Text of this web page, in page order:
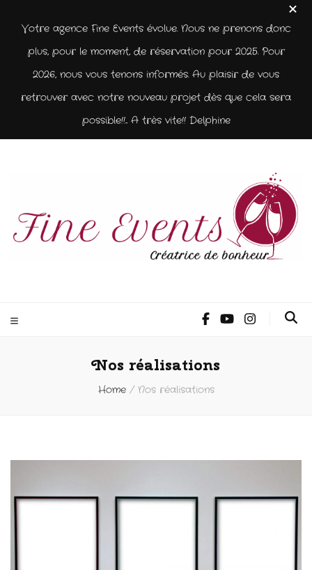
Votre agence Fine Events évolue. Nous ne prenons donc
plus, pour le moment, de réservation pour 2025. Pour
2026, nous vous tenons informés. Au plaisir de vous
retrouver avec notre nouveau projet dès que cela sera
possible!!... A très vite!! Delphine
Nos réalisations
Home / Nos réalisations